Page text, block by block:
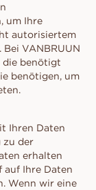
um Ihre
autorisiertem
VANBRUUN
die benötigt
benötigen, um
Ihren Daten
zu der
erhalten
auf Ihre Daten
Wenn wir eine